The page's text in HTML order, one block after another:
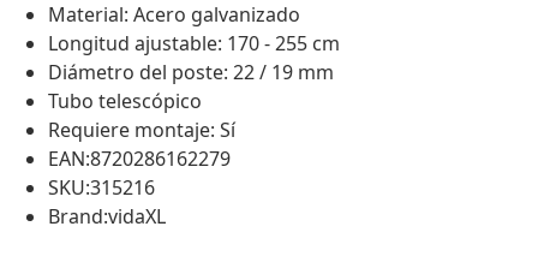
Material: Acero galvanizado
Longitud ajustable: 170 - 255 cm
Diámetro del poste: 22 / 19 mm
Tubo telescópico
Requiere montaje: Sí
EAN:8720286162279
SKU:315216
Brand:vidaXL